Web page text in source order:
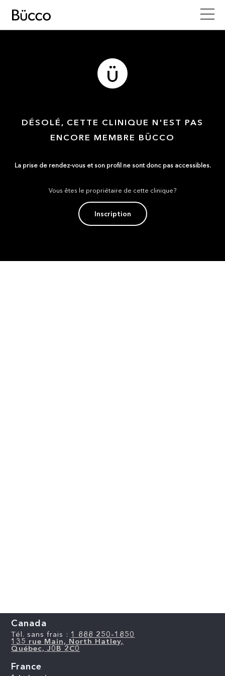
DÉSOLÉ, CETTE CLINIQUE N'EST PAS
ENCORE MEMBRE BÜCCO
La prise de rendez-vous et son profil ne sont donc pas accessibles.
Vous êtes le propriétaire de cette clinique?
Inscription
Canada
Tél. sans frais : 1 888 250-1850
135 rue Main, North Hatley,
Québec, J0B 2C0
France